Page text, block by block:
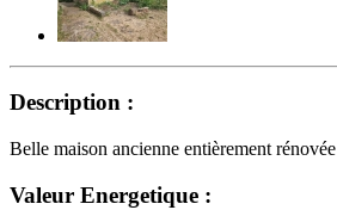
Description :
Belle maison ancienne entièrement rénovée
Valeur Energetique :